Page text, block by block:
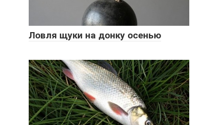
Ловля щуки на донку осенью